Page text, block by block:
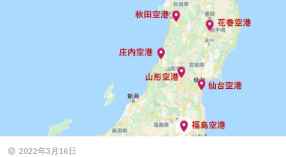
2022年3月16日